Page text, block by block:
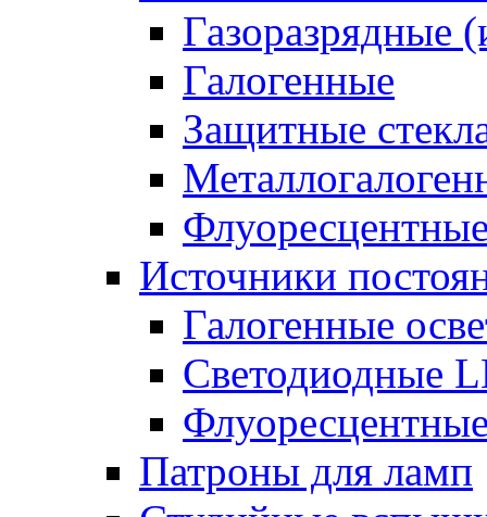
Газоразрядные
Галогенные
Защитные
Источники
Галогенные
Светодиодные
Патроны для ламп